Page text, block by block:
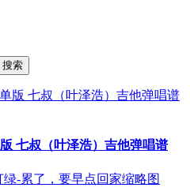
搜索
七叔（叶泽浩）吉他弹唱谱